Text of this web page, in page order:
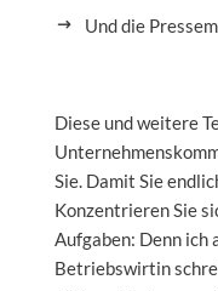
Und die
Diese und weitere
Sie. Damit Sie
Konzentrieren Sie
Aufgaben: Denn ich
Betriebswirtin